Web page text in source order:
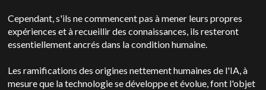
Cependant, s'ils ne commencent pas à mener leurs propres
expériences et à recueillir des connaissances, ils resteront
essentiellement ancrés dans la condition humaine.
Les ramifications des origines nettement humaines de l'IA, à
mesure que la technologie se développe et évolue, font l'objet